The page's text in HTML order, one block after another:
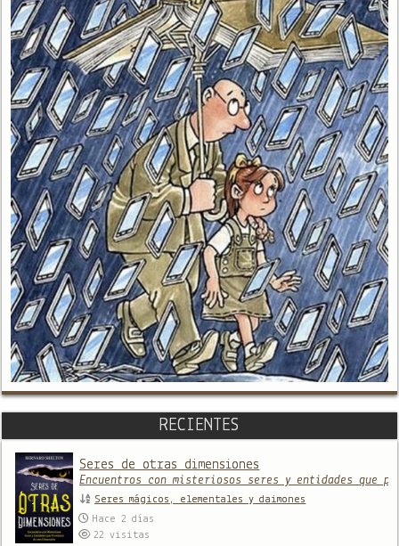
RECIENTES
Seres de otras dimensiones
Encuentros con misteriosos seres y entidades que
Seres mágicos, elementales y daimones
Hace 2 días
22visitas